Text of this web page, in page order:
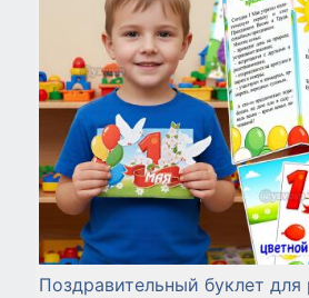
Поздравительный буклет